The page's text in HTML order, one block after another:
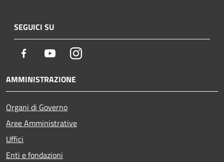
SEGUICI SU
Facebook YoutubeInstagram
AMMINISTRAZIONE
Organi di Governo
Aree Amministrative
Uffici
Enti e fondazioni